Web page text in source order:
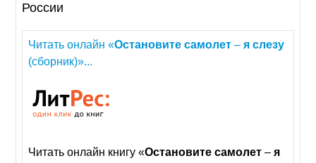
России
Читать онлайн «Остановите самолет –я слезу
(сборник)»...
Читать онлайн книгу «Остановите самолет –я